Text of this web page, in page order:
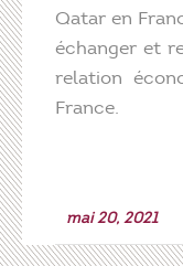
Qatar en
échanger et
relation
France.
mai 20, 2021